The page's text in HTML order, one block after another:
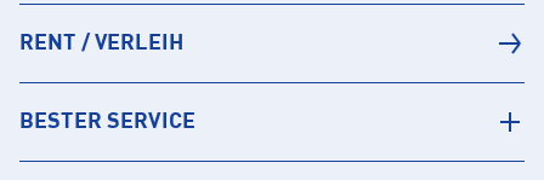
RENT / VERLEIH
BESTER SERVICE